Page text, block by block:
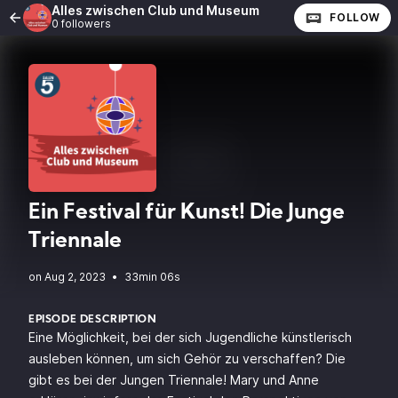
Alles zwischen Club und Museum
0 followers FOLLOW
Ein Festival für Kunst! Die Junge
Triennale
• 33min 06s
EPISODE DESCRIPTION
Eine Möglichkeit, bei der sich Jugendliche künstlerisch
ausleben können, um sich Gehör zu verschaffen? Die
gibt es bei der Jungen Triennale! Mary und Anne